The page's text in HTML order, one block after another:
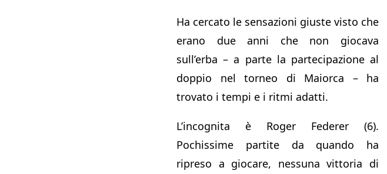
Ha cercato le sensazioni giuste visto che
erano due anni che non giocava
sull’erba – a parte la partecipazione al
doppio nel torneo di Maiorca – ha
trovato i tempi e i ritmi adatti.
L’incognita è Roger Federer (6).
Pochissime partite da quando ha
ripreso a giocare, nessuna vittoria di